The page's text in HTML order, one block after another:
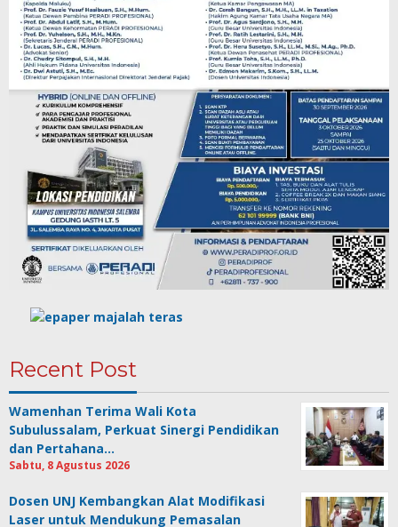
Recent Post
Wamenhan Terima Wali Kota
Subulussalam, Perkuat Sinergi Pendidikan
dan Pertahana…
Sabtu, 8 Agustus 2026
Dosen UNJ Kembangkan Alat Modifikasi
Laser untuk Mendukung Pemasalan